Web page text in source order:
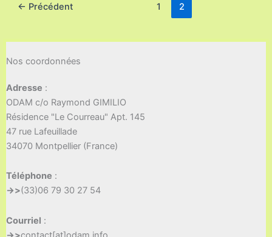
← Précédent 1 2
Nos coordonnées
Adresse :
ODAM c/o Raymond GIMILIO
Résidence "Le Courreau" Apt. 145
47 rue Lafeuillade
34070 Montpellier (France)
Téléphone :
->>(33)06 79 30 27 54
Courriel :